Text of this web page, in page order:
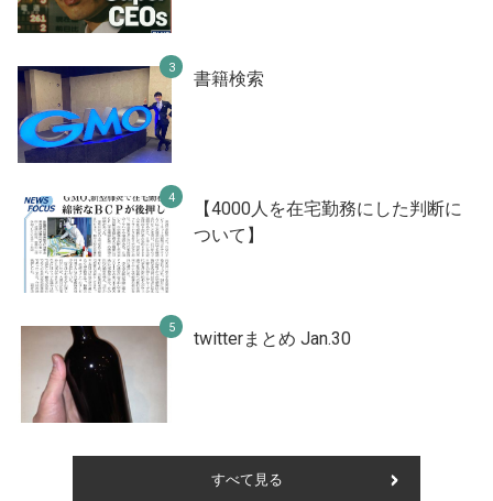
書籍検索
【4000人を在宅勤務にした判断に
ついて】
twitterまとめ Jan.30
すべて見る